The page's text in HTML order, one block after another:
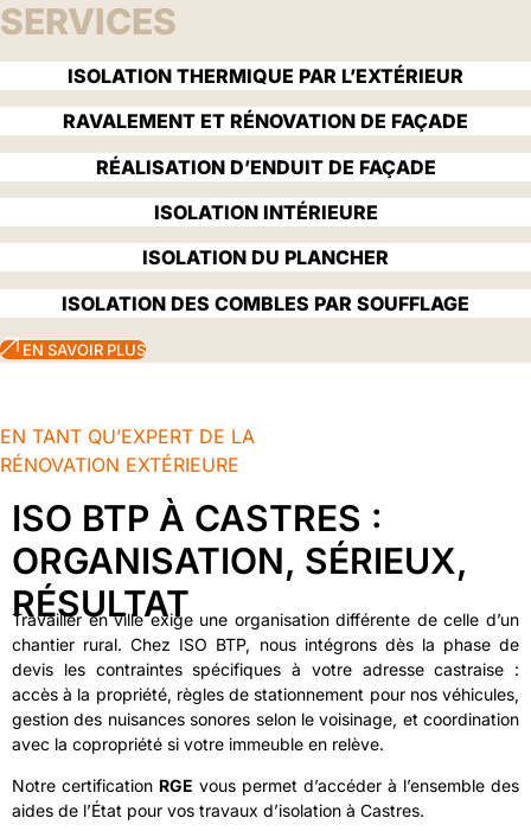
SERVICES
ISOLATION THERMIQUE PAR L’EXTÉRIEUR
RAVALEMENT ET RÉNOVATION DE FAÇADE
RÉALISATION D’ENDUIT DE FAÇADE
ISOLATION INTÉRIEURE
ISOLATION DU PLANCHER
ISOLATION DES COMBLES PAR SOUFFLAGE
EN SAVOIR PLUS
EN TANT QU’EXPERT DE LA
RÉNOVATION EXTÉRIEURE
ISO BTP À CASTRES :
ORGANISATION, SÉRIEUX,
RÉSULTAT
Travailler en ville exige une organisation différente de celle d’un
chantier rural. Chez ISO BTP, nous intégrons dès la phase de
devis les contraintes spécifiques à votre adresse castraise :
accès à la propriété, règles de stationnement pour nos véhicules,
gestion des nuisances sonores selon le voisinage, et coordination
avec la copropriété si votre immeuble en relève.
Notre certification RGE vous permet d’accéder à l’ensemble des
aides de l’État pour vos travaux d’isolation à Castres.